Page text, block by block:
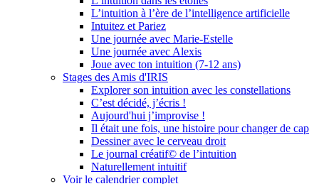
L’intuition à l’ère de l’intelligence artificielle
Intuitez et Pariez
Une journée avec Marie-Estelle
Une journée avec Alexis
Joue avec ton intuition (7-12 ans)
Stages des Amis d'IRIS
Explorer son intuition avec les constellations
C’est décidé, j’écris !
Aujourd'hui j’improvise !
Il était une fois, une histoire pour changer de cap
Dessiner avec le cerveau droit
Le journal créatif© de l’intuition
Naturellement intuitif
Voir le calendrier complet